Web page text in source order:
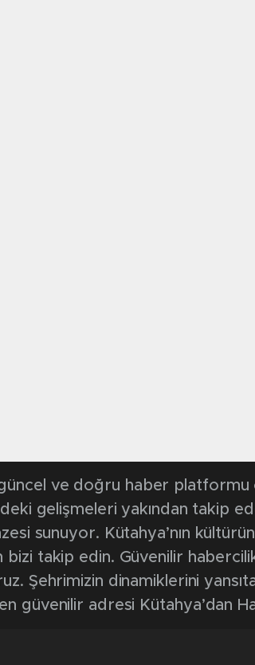
güncel ve doğru haber
gelişmeleri yakından takip
sunuyor. Kütahya’nın
takip edin. Güvenilir habercilik
Şehrimizin dinamiklerini
güvenilir adresi Kütahya’dan